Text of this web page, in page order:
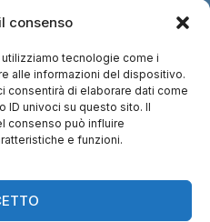
consenso
tecnologie come i
alle informazioni del dispositivo.
consentirà di elaborare dati come
ID univoci su questo sito. Il
consenso può influire
e funzioni.
SU: